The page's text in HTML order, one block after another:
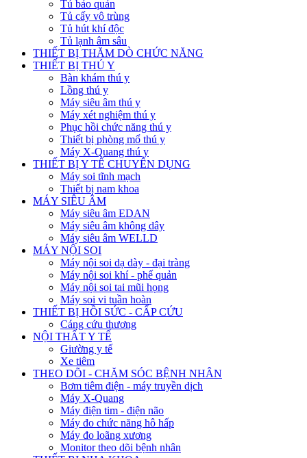
Tủ bảo quản
Tủ cấy vô trùng
Tủ hút khí độc
Tủ lạnh âm sâu
THIẾT BỊ THĂM DÒ CHỨC NĂNG
THIẾT BỊ THÚ Y
Bàn khám thú y
Lồng thú y
Máy siêu âm thú y
Máy xét nghiệm thú y
Phục hồi chức năng thú y
Thiết bị phòng mổ thú y
Máy X-Quang thú y
THIẾT BỊ Y TẾ CHUYÊN DỤNG
Máy soi tĩnh mạch
Thiết bị nam khoa
MÁY SIÊU ÂM
Máy siêu âm EDAN
Máy siêu âm không dây
Máy siêu âm WELLD
MÁY NỘI SOI
Máy nội soi dạ dày - đại tràng
Máy nội soi khí - phế quản
Máy nội soi tai mũi họng
Máy soi vi tuần hoàn
THIẾT BỊ HỒI SỨC - CẤP CỨU
Cáng cứu thương
NỘI THẤT Y TẾ
Giường y tế
Xe tiêm
THEO DÕI - CHĂM SÓC BỆNH NHÂN
Bơm tiêm điện - máy truyền dịch
Máy X-Quang
Máy điện tim - điện não
Máy đo chức năng hô hấp
Máy đo loãng xương
Monitor theo dõi bệnh nhân